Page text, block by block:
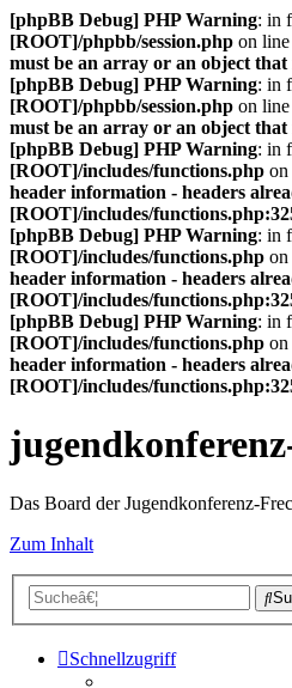
[phpBB Debug] PHP Warning: in
[ROOT]/phpbb/session.php on line
must be an array or an object
[phpBB Debug] PHP Warning: in
[ROOT]/phpbb/session.php on line
must be an array or an object
[phpBB Debug] PHP Warning: in
[ROOT]/includes/functions.php
header information - headers
[ROOT]/includes/
[phpBB Debug] PHP Warning: in
[ROOT]/includes/functions.php
header information - headers
[ROOT]/includes/
[phpBB Debug] PHP Warning: in
[ROOT]/includes/functions.php
header information - headers
[ROOT]/includes/
Das Board der Jugendkonferenz-
Zum Inhalt
Schnellzugriff